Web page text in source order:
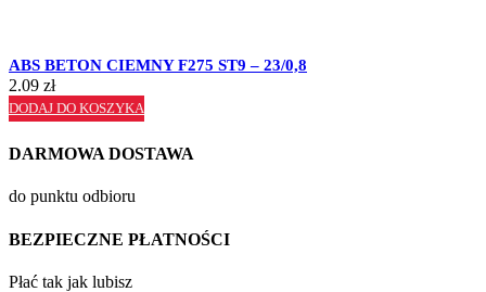
ABS BETON CIEMNY F275 ST9 – 23/0,8
2.09 zł
DODAJ DO KOSZYKA
DARMOWA DOSTAWA
do punktu odbioru
BEZPIECZNE PŁATNOŚCI
Płać tak jak lubisz